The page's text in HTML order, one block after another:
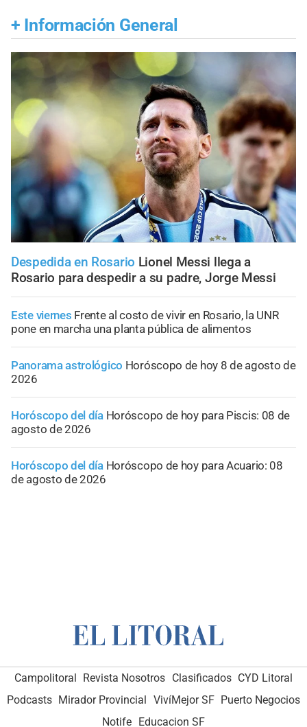
+ Información General
Despedida en Rosario Lionel Messi llega a
Rosario para despedir a su padre, Jorge Messi
Este viernes Frente al costo de vivir en Rosario, la UNR
pone en marcha una planta pública de alimentos
Panorama astrológico Horóscopo de hoy 8 de agosto de
2026
Horóscopo del día Horóscopo de hoy para Piscis: 08 de
agosto de 2026
Horóscopo del día Horóscopo de hoy para Acuario: 08
de agosto de 2026
Campolitoral Revista Nosotros Clasificados CYD Litoral
Podcasts Mirador Provincial VivíMejor SF Puerto Negocios
Notife
Educacion SF